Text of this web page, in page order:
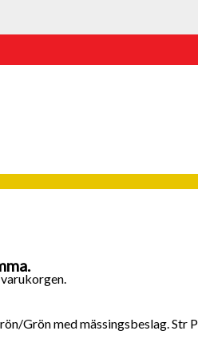
Grön med mässingsbeslag. Str